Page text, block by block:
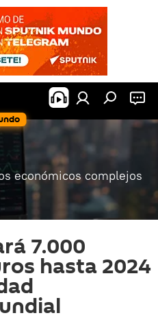
económicos complejos
7.000
hasta 2024